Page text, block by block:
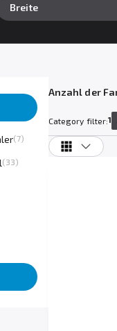
Breite
(7)
(33)
Anzahl der
Category filter:1